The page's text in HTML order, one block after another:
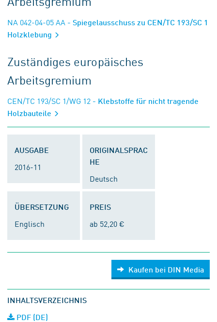
NA 042-04-05 AA - Spiegelausschuss zu CEN/TC 193/SC 1
Holzklebung
Zuständiges europäisches
Arbeitsgremium
CEN/TC 193/SC 1/WG 12 - Klebstoffe für nicht tragende
Holzbauteile
AUSGABE
2016-11
ORIGINALSPRAC
HE
Deutsch
ÜBERSETZUNG
Englisch
PREIS
ab 52,20 €
Kaufen bei DIN Media
INHALTSVERZEICHNIS
PDF (DE)